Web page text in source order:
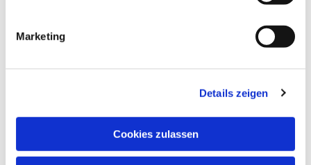
Marketing
Details zeigen
Cookies zulassen